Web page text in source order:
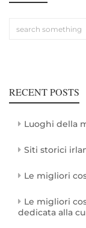
RECENT POSTS
Luoghi della
Siti storici
Le migliori
Le migliori
dedicata alla